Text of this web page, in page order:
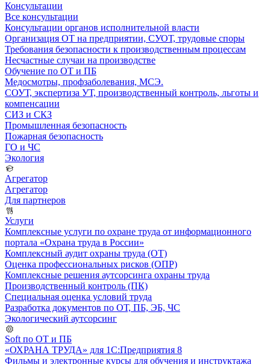
Консультации
Все консультации
Консультации органов исполнительной власти
Организация ОТ на предприятии, СУОТ, трудовые споры
Требования безопасности к производственным процессам
Несчастные случаи на производстве
Обучение по ОТ и ПБ
Медосмотры, профзаболевания, МСЭ.
СОУТ, экспертиза УТ, производственный контроль, льготы и
компенсации
СИЗ и СКЗ
Промышленная безопасность
Пожарная безопасность
ГО и ЧС
Экология
Агрегатор
Агрегатор
Для партнеров
Услуги
Комплексные услуги по охране труда от информационного
портала «Охрана труда в России»
Комплексный аудит охраны труда (ОТ)
Оценка профессиональных рисков (ОПР)
Комплексные решения аутсорсинга охраны труда
Производственный контроль (ПК)
Специальная оценка условий труда
Разработка документов по ОТ, ПБ, ЭБ, ЧС
Экологический аутсорсинг
Soft по ОТ и ПБ
«ОХРАНА ТРУДА» для 1С:Предприятия 8
Фильмы и электронные курсы для обучения и инструктажа